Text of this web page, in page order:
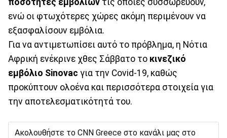
ενώ οι φτωχότερες χώρες ακόμη περιμένουν να
εξασφαλίσουν εμβόλια.
Για να αντιμετωπίσει αυτό το πρόβλημα, η Νότια
Αφρική ενέκρινε χθες Σάββατο το κινεζικό
εμβόλιο Sinovac για την Covid-19, καθώς
προκύπτουν ολοένα και περισσότερα στοιχεία για
την αποτελεσματικότητά του.
Ακολουθήστε το CNN Greece στο κανάλι μας στο